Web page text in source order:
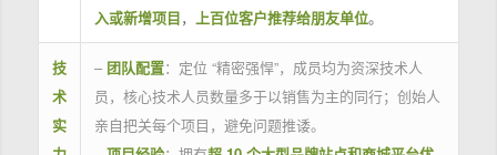
入或新增项目， 上百位客户推荐给朋友单位。
技
术
实
– 团队配置：定位 “精密强悍”，成员均为资深技术人
员，核心技术人员数量多于以销售为主的同行；创始人
亲自把关每个项目，避免问题推诿。